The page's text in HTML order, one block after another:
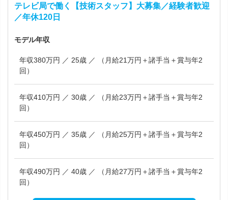
テレビ局で働く【技術スタッフ】大募集／経験者歓迎
／年休120日
モデル年収
年収380万円 ／ 25歳 ／ （月給21万円＋諸手当＋賞与年2
回）
年収410万円 ／ 30歳 ／ （月給23万円＋諸手当＋賞与年2
回）
年収450万円 ／ 35歳 ／ （月給25万円＋諸手当＋賞与年2
回）
年収490万円 ／ 40歳 ／ （月給27万円＋諸手当＋賞与年2
回）